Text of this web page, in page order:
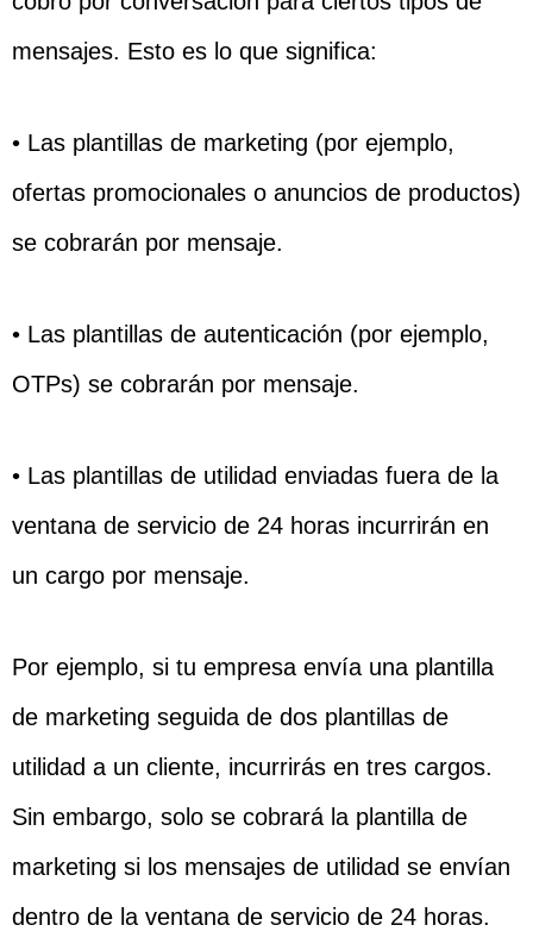
mensajes. Esto es lo que significa:
• Las plantillas de marketing (por ejemplo,
ofertas promocionales o anuncios de productos)
se cobrarán por mensaje.
• Las plantillas de autenticación (por ejemplo,
OTPs) se cobrarán por mensaje.
• Las plantillas de utilidad enviadas fuera de la
ventana de servicio de 24 horas incurrirán en
un cargo por mensaje.
Por ejemplo, si tu empresa envía una plantilla
de marketing seguida de dos plantillas de
utilidad a un cliente, incurrirás en tres cargos.
Sin embargo, solo se cobrará la plantilla de
marketing si los mensajes de utilidad se envían
dentro de la ventana de servicio de 24 horas.